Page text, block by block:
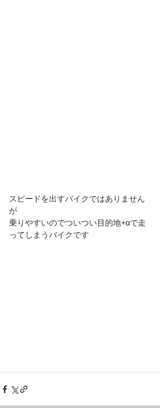
スピードを出すバイクではありません
が
乗りやすいのでついつい目的地+αで走
ってしまうバイクです